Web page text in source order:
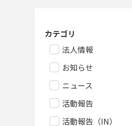
カテゴリ
法人情報
お知らせ
ニュース
活動報告
活動報告（IN）